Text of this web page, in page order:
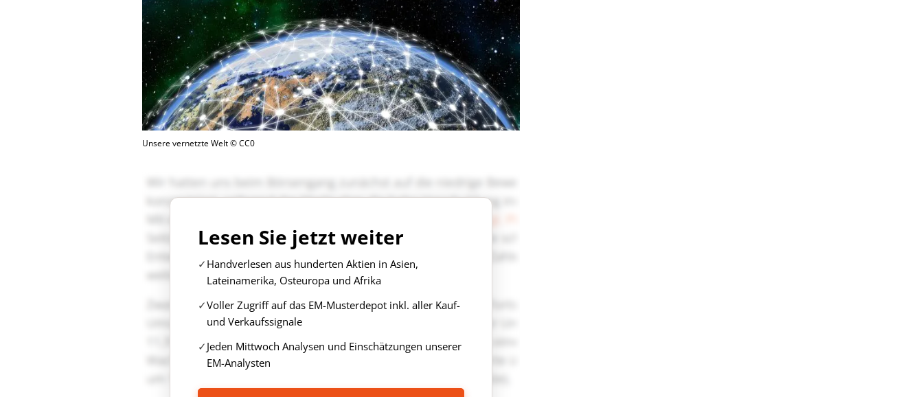
Unsere vernetzte Welt © CC0
Lesen Sie jetzt weiter
Handverlesen aus hunderten Aktien in Asien,
Lateinamerika, Osteuropa und Afrika
Voller Zugriff auf das EM-Musterdepot inkl. aller Kauf-
und Verkaufssignale
Jeden Mittwoch Analysen und Einschätzungen unserer
EM-Analysten